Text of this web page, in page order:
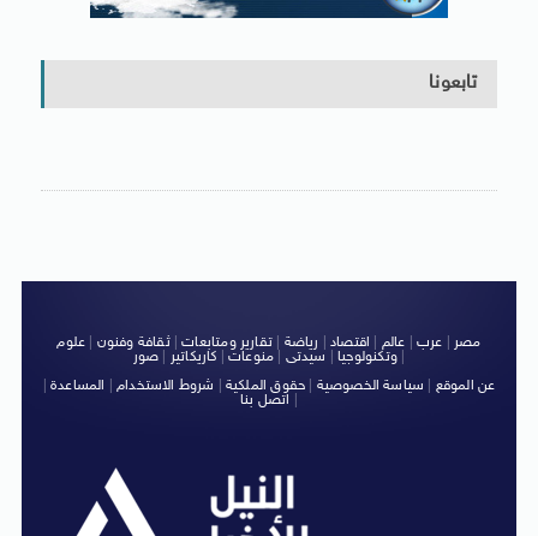
تابعونا
مصر عرب عالم اقتصاد رياضة |تقارير ومتابعات|ثقافة وفنون
علوم
وتكنولوجيا| سيدتى منوعات كاريكاتير صور
|
عن الموقع
سياسة الخصوصية حقوق الملكية شروط الاستخدام| المساعدة|
اتصل بنا